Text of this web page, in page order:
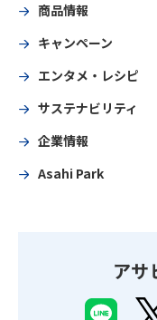
商品情報
キャンペーン
エンタメ・レシピ
サステナビリティ
企業情報
Asahi Park
アサ